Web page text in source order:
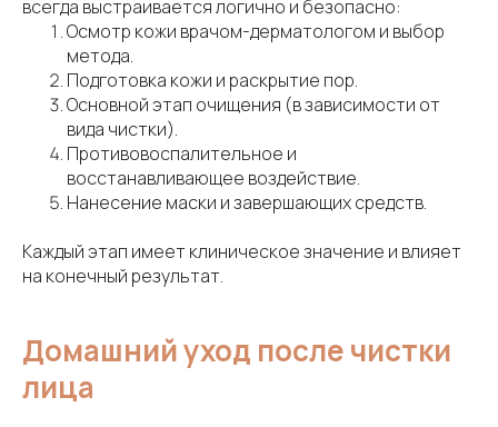
всегда выстраивается логично и безопасно:
Осмотр кожи врачом-дерматологом и выбор
метода.
Подготовка кожи и раскрытие пор.
Основной этап очищения (в зависимости от
вида чистки).
Противовоспалительное и
восстанавливающее воздействие.
Нанесение маски и завершающих средств.
Каждый этап имеет клиническое значение и влияет
на конечный результат.
Домашний уход после чистки
лица